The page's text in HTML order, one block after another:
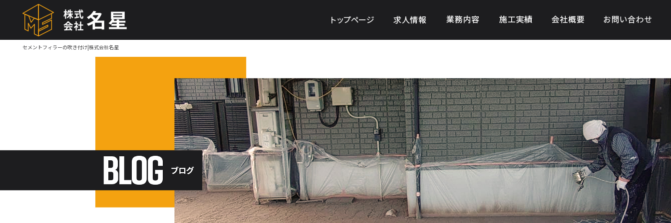
セメントフィラーの吹き付け|株式会社名星